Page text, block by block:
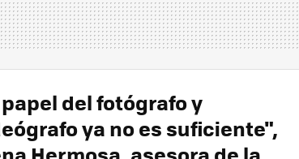
del fotógrafo y
ya no es suficiente",